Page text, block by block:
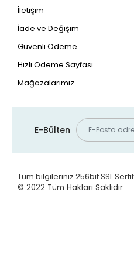
İletişim
İade ve Değişim
Güvenli Ödeme
Hızlı Ödeme Sayfası
Mağazalarımız
E-Bülten
Tüm bilgileriniz 256bit SSL
© 2022 Tüm Hakları Saklıdır